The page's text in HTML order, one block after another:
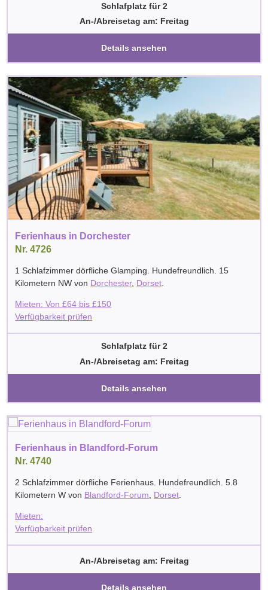
Schlafplatz für 2
An-/Abreisetag am: Freitag
Details ansehen
Ferienhaus in Dorchester
Nr. 4726
1 Schlafzimmer dörfliche Glamping. Hundefreundlich. 15
Kilometern NW von Dorchester, Dorset
Mieten: Von£64 bis£150
Verfügbarkeit prüfen
Schlafplatz für 2
An-/Abreisetag am: Freitag
Details ansehen
Ferienhaus in Blandford-Forum
Nr. 4740
2 Schlafzimmer dörfliche Ferienhaus. Hundefreundlich. 5.8
Kilometern W von Blandford-Forum, Dorset.
Mieten:
Verfügbarkeit prüfen
An-/Abreisetag am: Freitag
Details ansehen